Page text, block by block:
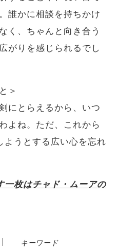
誰かに相談を持ちかけ
く、ちゃんと向き合う
がりを感じられるでし
＞
にとらえるから、いつ
よね。ただ、これから
うとする広い心を忘れ
一枚はチャド・ムーアの
| キーワード